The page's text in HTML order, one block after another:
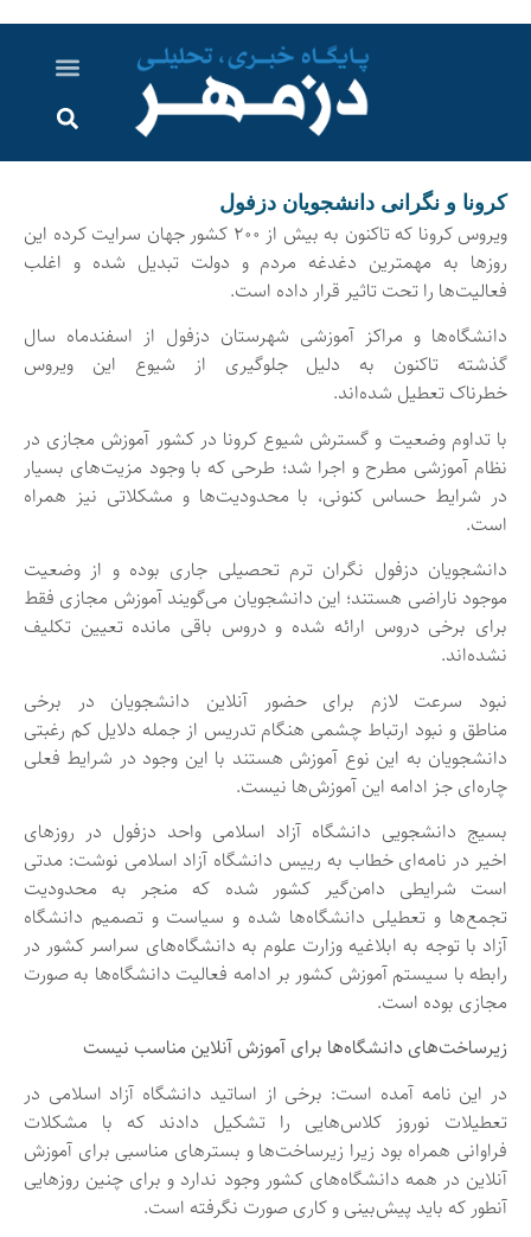
کرونا و نگرانی دانشجویان دزفول
ویروس کرونا که تاکنون به بیش از ۲۰۰ کشور جهان سرایت کرده این
روزها به مهمترین دغدغه مردم و دولت تبدیل شده و اغلب
فعالیت‌ها را تحت تاثیر قرار داده است.
دانشگاه‌ها و مراکز آموزشی شهرستان دزفول از اسفندماه سال
گذشته تاکنون به دلیل جلوگیری از شیوع این ویروس
خطرناک تعطیل شده‌اند.
با تداوم وضعیت و گسترش شیوع کرونا در کشور آموزش مجازی در
نظام آموزشی مطرح و اجرا شد؛ طرحی که با وجود مزیت‌های بسیار
در شرایط حساس کنونی، با محدودیت‌ها و مشکلاتی نیز همراه
است.
دانشجویان دزفول نگران ترم تحصیلی جاری بوده و از وضعیت
موجود ناراضی‌ هستند؛ این دانشجویان می‌گویند آموزش مجازی فقط
برای برخی دروس ارائه شده و دروس باقی مانده تعیین تکلیف
نشده‌اند.
نبود سرعت لازم برای حضور آنلاین دانشجویان در برخی
مناطق و نبود ارتباط چشمی هنگام تدریس از جمله دلایل کم رغبتی
دانشجویان به این نوع آموزش هستند با این وجود در شرایط فعلی
چاره‌ای جز ادامه این آموزش‌ها نیست.
بسیج دانشجویی دانشگاه آزاد اسلامی واحد دزفول در روزهای
اخیر در نامه‌ای خطاب به رییس دانشگاه آزاد اسلامی نوشت: مدتی
است شرایطی دامن‌گیر کشور شده که منجر به محدودیت
تجمع‌ها و تعطیلی دانشگاه‌ها شده و سیاست و تصمیم دانشگاه
آزاد با توجه به ابلاغیه وزارت علوم به دانشگاه‌های سراسر کشور در
رابطه با سیستم آموزش کشور بر ادامه فعالیت دانشگاه‌ها به صورت
مجازی بوده است.
زیرساخت‌های دانشگاه‌ها برای آموزش آنلاین مناسب نیست
در این نامه آمده است: برخی از اساتید دانشگاه آزاد اسلامی در
تعطیلات نوروز کلاس‌هایی را تشکیل دادند که با مشکلات
فراوانی همراه بود زیرا زیرساخت‌ها و بسترهای مناسبی برای آموزش
آنلاین در همه دانشگاه‌های کشور وجود ندارد و برای چنین روزهایی
آنطور که باید پیش‌بینی و کاری صورت نگرفته است.